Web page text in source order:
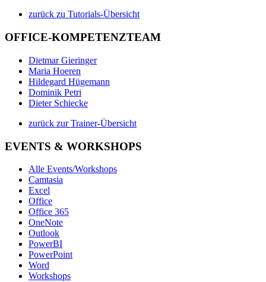
zurück zu Tutorials-Übersicht
OFFICE-KOMPETENZTEAM
Dietmar Gieringer
Maria Hoeren
Hildegard Hügemann
Dominik Petri
Dieter Schiecke
zurück zur Trainer-Übersicht
EVENTS & WORKSHOPS
Alle Events/Workshops
Camtasia
Excel
Office
Office 365
OneNote
Outlook
PowerBI
PowerPoint
Word
Workshops